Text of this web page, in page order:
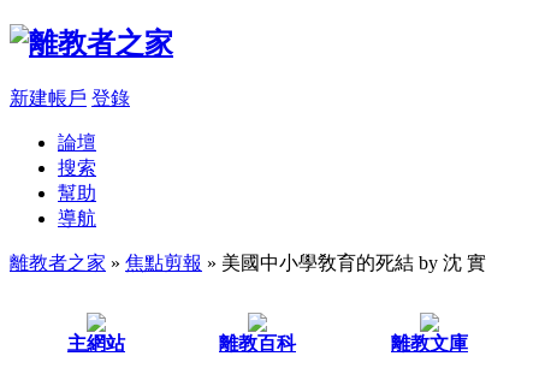
新建帳戶 登錄
論壇
搜索
幫助
導航
離教者之家 » 焦點剪報 » 美國中小學敎育的死結 by 沈 實
主網站 離教百科 離教文庫